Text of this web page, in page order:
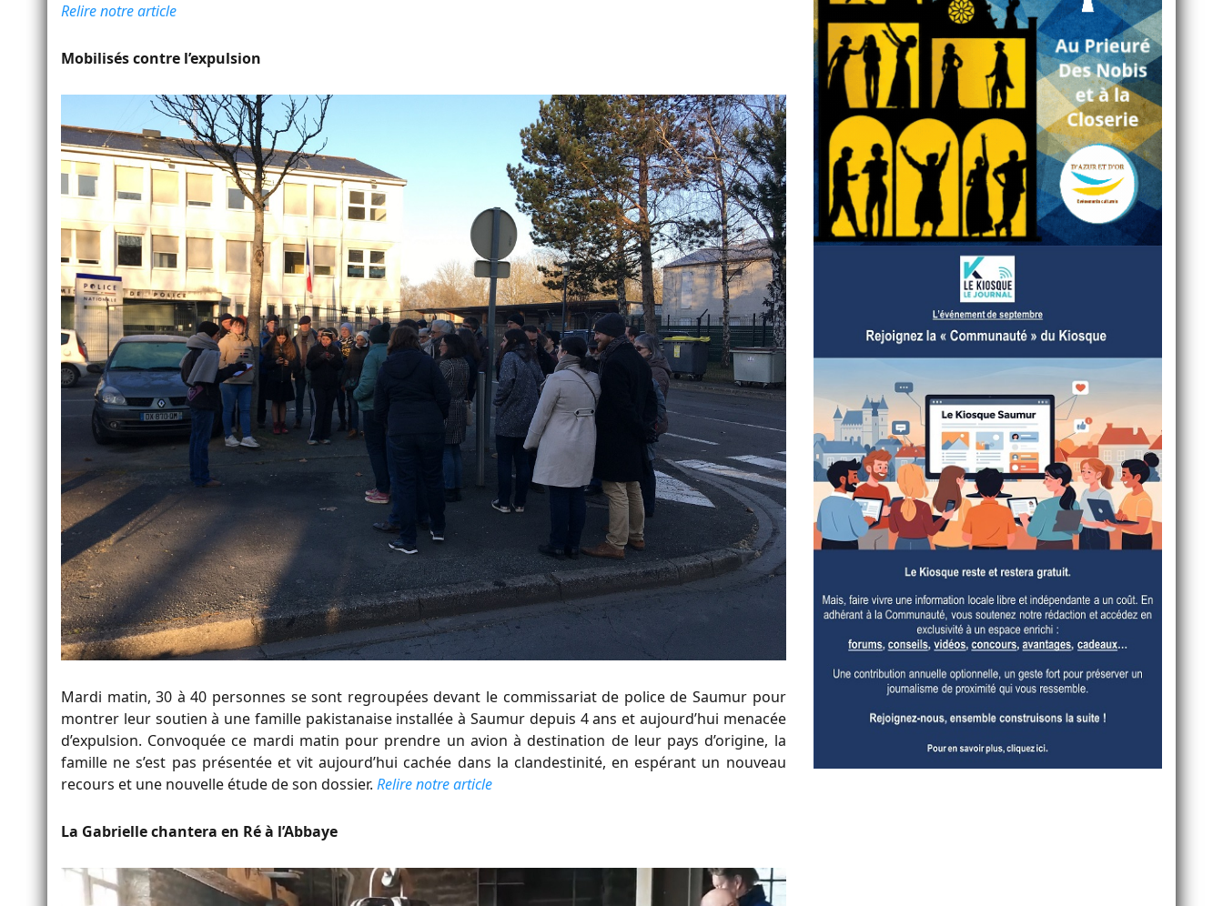
Relire notre article
Mobilisés contre l’expulsion
Mardi matin, 30 à 40 personnes se sont regroupées devant le commissariat de police de Saumur pour
montrer leur soutien à une famille pakistanaise installée à Saumur depuis 4 ans et aujourd’hui menacée
d’expulsion. Convoquée ce mardi matin pour prendre un avion à destination de leur pays d’origine, la
famille ne s’est pas présentée et vit aujourd’hui cachée dans la clandestinité, en espérant un nouveau
recours et une nouvelle étude de son dossier. Relire notre article
La Gabrielle chantera en Ré à l’Abbaye